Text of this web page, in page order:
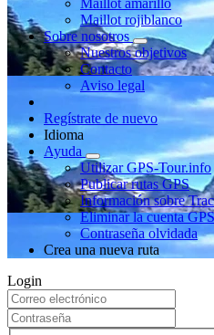
Maillot amarillo
Maillot rojiblanco
Sobre nosotros
Nuestros objetivos
Contacto
Aviso legal
Regístrate de nuevo
Idioma
Ayuda
Utilizar GPS-Tour.info
Publicar rutas GPS
Información sobre
Eliminar la cuenta
Contraseña olvidada
Crea una nueva ruta
Login